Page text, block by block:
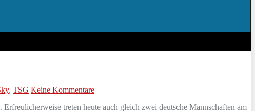
, TSG Keine Kommentare
treten heute auch gleich zwei deutsche Mannschaften am